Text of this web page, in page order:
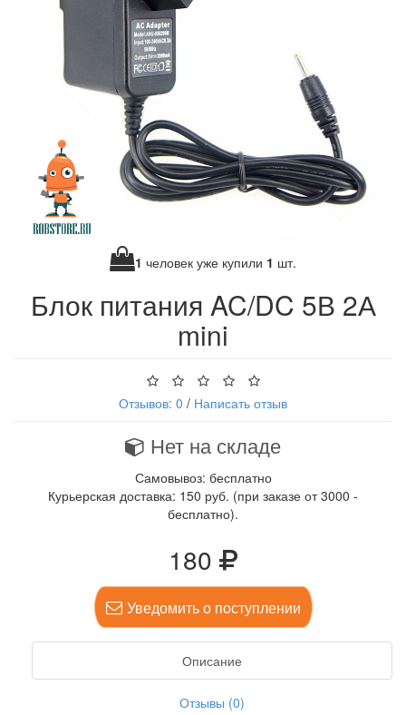
1 человек уже купили 1 шт.
Блок питания AC/DC 5В 2А
mini
Отзывов: 0 / Написать отзыв
Нет на складе
Самовывоз: бесплатно
Курьерская доставка: 150 руб. (при заказе от 3000 -
бесплатно).
180
Уведомить о поступлении
Описание
Отзывы (0)